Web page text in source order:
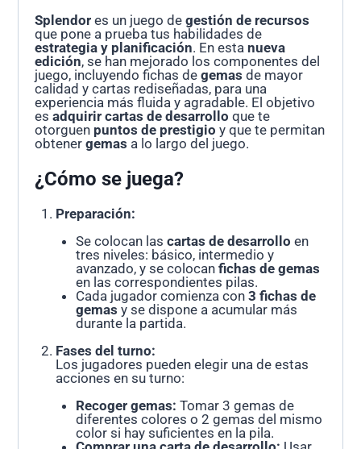
Splendor es un juego degestión de recursos
que pone a prueba tus habilidades de
estrategia y planificación. En estanueva
edición, se han mejorado los componentes del
juego, incluyendo fichas degemas de mayor
calidad y cartas rediseñadas, para una
experiencia más fluida y agradable. El objetivo
esadquirir cartas de desarrollo que te
otorguen puntos de prestigio y que te permitan
obtenergemas a lo largo del juego.
¿Cómo se juega?
Preparación:
Se colocan lascartas de desarrollo en
tres niveles: básico, intermedio y
avanzado, y se colocanfichas de gemas
en las correspondientes pilas.
Cada jugador comienza con3 fichas de
gemas y se dispone a acumular más
durante la partida.
Fases del turno:
Los jugadores pueden elegir una de estas
acciones en su turno:
Recoger gemas: Tomar 3 gemas de
diferentes colores o 2 gemas del mismo
color si hay suficientes en la pila.